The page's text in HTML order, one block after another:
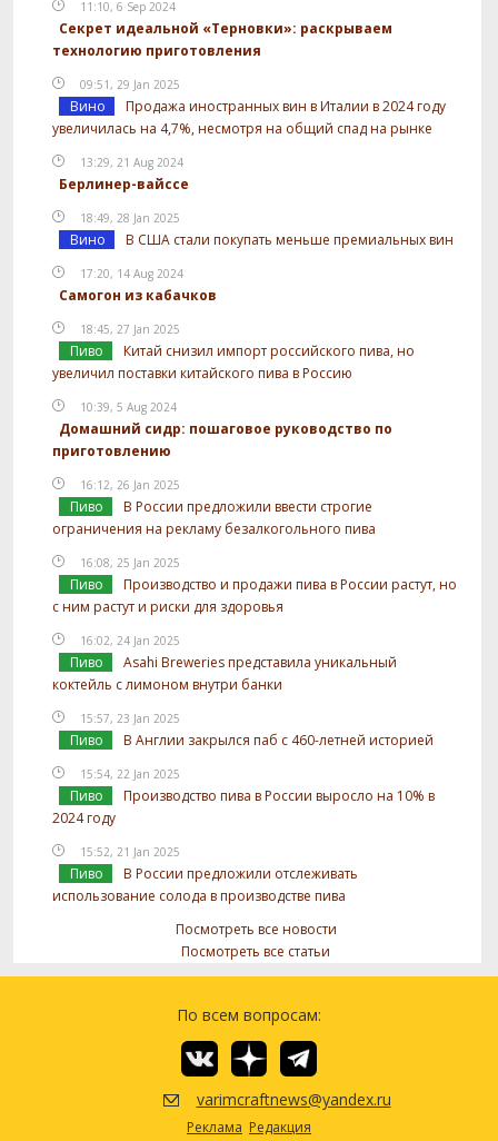
11:10, 6 Sep 2024
Секрет идеальной «Терновки»: раскрываем
технологию приготовления
09:51, 29 Jan 2025
Вино
Продажа иностранных вин в Италии в 2024 году
увеличилась на 4,7%, несмотря на общий спад на рынке
13:29, 21 Aug 2024
Берлинер-вайссе
18:49, 28 Jan 2025
Вино В США стали покупать меньше премиальных вин
17:20, 14 Aug 2024
Самогон из кабачков
18:45, 27 Jan 2025
Пиво
Китай снизил импорт российского пива, но
увеличил поставки китайского пива в Россию
10:39, 5 Aug 2024
Домашний сидр: пошаговое руководство по
приготовлению
16:12, 26 Jan 2025
Пиво
В России предложили ввести строгие
ограничения на рекламу безалкогольного пива
16:08, 25 Jan 2025
Пиво
Производство и продажи пива в России растут, но
с ним растут и риски для здоровья
16:02, 24 Jan 2025
Пиво
Asahi Breweries представила уникальный
коктейль с лимоном внутри банки
15:57, 23 Jan 2025
Пиво В Англии закрылся паб с 460-летней историей
15:54, 22 Jan 2025
Пиво
Производство пива в России выросло на 10% в
2024 году
15:52, 21 Jan 2025
Пиво
В России предложили отслеживать
использование солода в производстве пива
Посмотреть все новости
Посмотреть все статьи
По всем вопросам:
varimcraftnews@yandex.ru
Реклама Редакция